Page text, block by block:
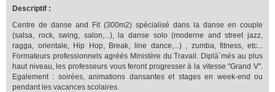
Descriptif :
Centre de danse and Fit (300m2) spécialisé dans la danse en couple
(salsa, rock, swing, salon,...), la danse solo (moderne and street jazz,
ragga, orientale, Hip Hop, Break, line dance,...) , zumba, fitness, etc...
Formateurs professionnels agréés Ministère du Travail. Diplà´més au plus
haut niveau, les professeurs vous feront progresser à la vitesse ''Grand V''.
Egalement : soirées, animations dansantes et stages en week-end ou
pendant les vacances scolaires.